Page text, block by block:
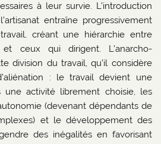
à leur survie. L’introduction
entraîne progressivement
créant une hiérarchie entre
ceux qui dirigent. L’anarcho-
division du travail, qu’il considère
: le travail devient une
activité librement choisie, les
(devenant dépendants de
et le développement des
des inégalités en favorisant